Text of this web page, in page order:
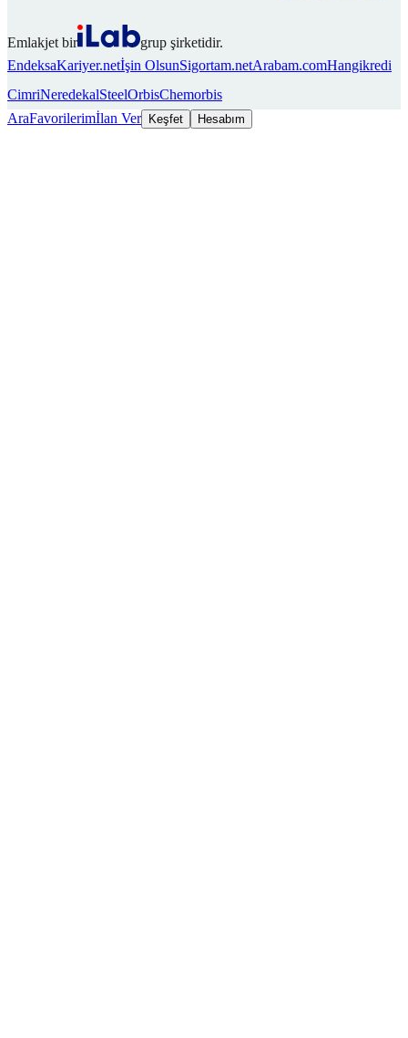
Emlakjet bir
grup şirketidir.
EndeksaKariyer.netİşin OlsunSigortam.netArabam.comHangikredi
CimriNeredekalSteelOrbisChemorbis
AraFavorilerimİlan Ver Keşfet Hesabım